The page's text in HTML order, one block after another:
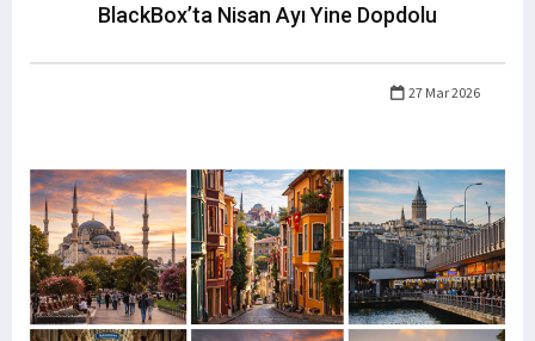
BlackBox’ta Nisan Ayı Yine Dopdolu
27 Mar 2026